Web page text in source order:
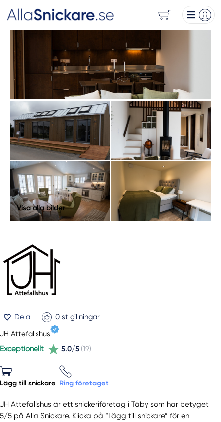
Visa alla bilder
Dela 0 st gillningar
JH Attefallshus
Exceptionellt
5.0/5 (19)
Lägg till snickare Ring företaget
JH Attefallshus är ett snickeriföretag i Täby som har betyget
5/5 på Alla Snickare. Klicka på “Lägg till snickare” för en